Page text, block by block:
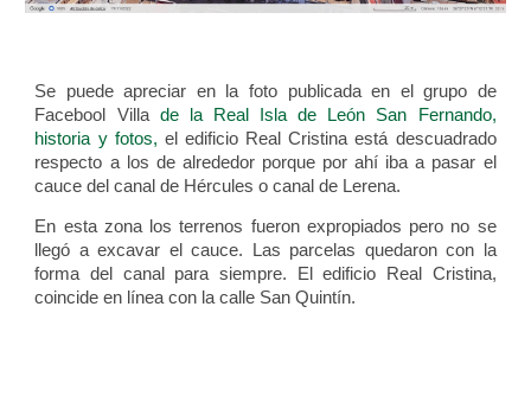
Se puede apreciar en la foto publicada en el grupo de
Facebool Villade la Real Isla de León San Fernando,
historia y fotos, el edificio Real Cristina está descuadrado
respecto a los de alrededor porque por ahí iba a pasar el
cauce del canal de Hércules o canal de Lerena.
En esta zona los terrenos fueron expropiados pero no se
llegó a excavar el cauce. Las parcelas quedaron con la
forma del canal para siempre. El edificio Real Cristina,
coincide en línea con la calle San Quintín.